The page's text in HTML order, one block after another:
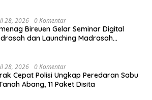
28, 2026 0 Komentar
Bireuen Gelar Seminar Digital
dan Launching Madrasah
28, 2026 0 Komentar
Cepat Polisi Ungkap Peredaran Sabu
Abang, 11 Paket Disita